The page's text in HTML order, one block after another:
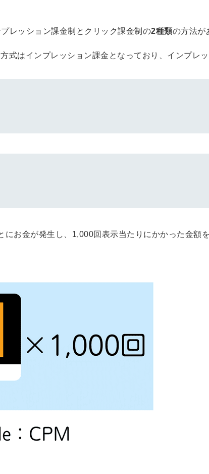
レッション課金制とクリック課金制の2種類の方法が
式はインプレッション課金となっており、インプレ
お金が発生し、1,000回表示当たりにかかった金額
簡単10
秒！無料
会員登録
利用規約と個人情報
同意のうえ
す
他サービスIDで登録
なたの許可なく投稿
することはありませ
採用課題
をともに
解決
採用に役立つ
採用にまつわ
採用課題の解